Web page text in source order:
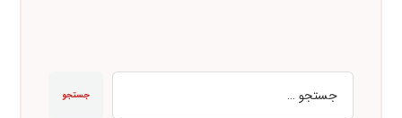
جستجو